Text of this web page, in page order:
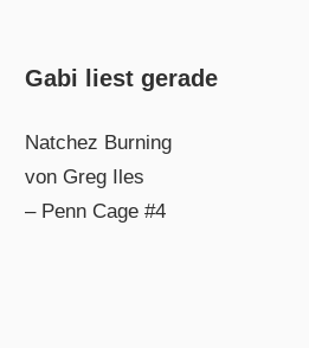
Gabi liest gerade
Natchez Burning
von Greg Iles
– Penn Cage #4